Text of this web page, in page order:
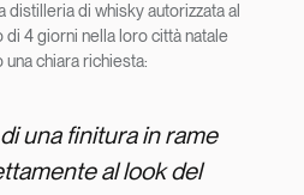
distilleria di whisky autorizzata al
4 giorni nella loro città natale
chiara richiesta:
una finitura in rame
al look del